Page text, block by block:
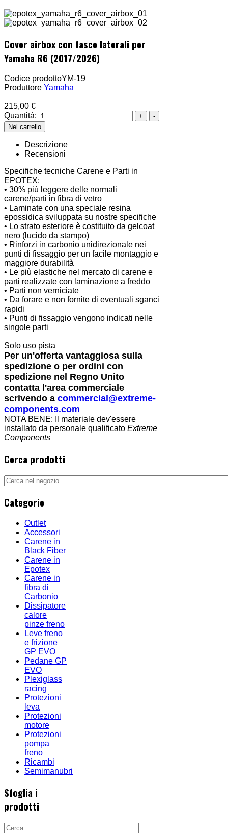
Cover airbox con fasce laterali per
Yamaha R6 (2017/2026)
Codice prodottoYM-19
Produttore Yamaha
215,00 €
Quantità:
Descrizione
Recensioni
Specifiche tecniche Carene e Parti in
EPOTEX:
• 30% più leggere delle normali
carene/parti in fibra di vetro
• Laminate con una speciale resina
epossidica sviluppata su nostre specifiche
• Lo strato esteriore è costituito da gelcoat
nero (lucido da stampo)
• Rinforzi in carbonio unidirezionale nei
punti di fissaggio per un facile montaggio e
maggiore durabilità
• Le più elastiche nel mercato di carene e
parti realizzate con laminazione a freddo
• Parti non verniciate
• Da forare e non fornite di eventuali sganci
rapidi
• Punti di fissaggio vengono indicati nelle
singole parti
Solo uso pista
Per un'offerta vantaggiosa sulla
spedizione o per ordini con
spedizione nel Regno Unito
contatta l'area commerciale
scrivendo a commercial@extreme-
components.com
NOTA BENE: Il materiale dev'essere
installato da personale qualificato Extreme
Components
Cerca prodotti
Categorie
Outlet
Accessori
Carene in
Black Fiber
Carene in
Epotex
Carene in
fibra di
Carbonio
Dissipatore
calore
pinze freno
Leve freno
e frizione
GP EVO
Pedane GP
EVO
Plexiglass
racing
Protezioni
leva
Protezioni
motore
Protezioni
pompa
freno
Ricambi
Semimanubri
Sfoglia i
prodotti